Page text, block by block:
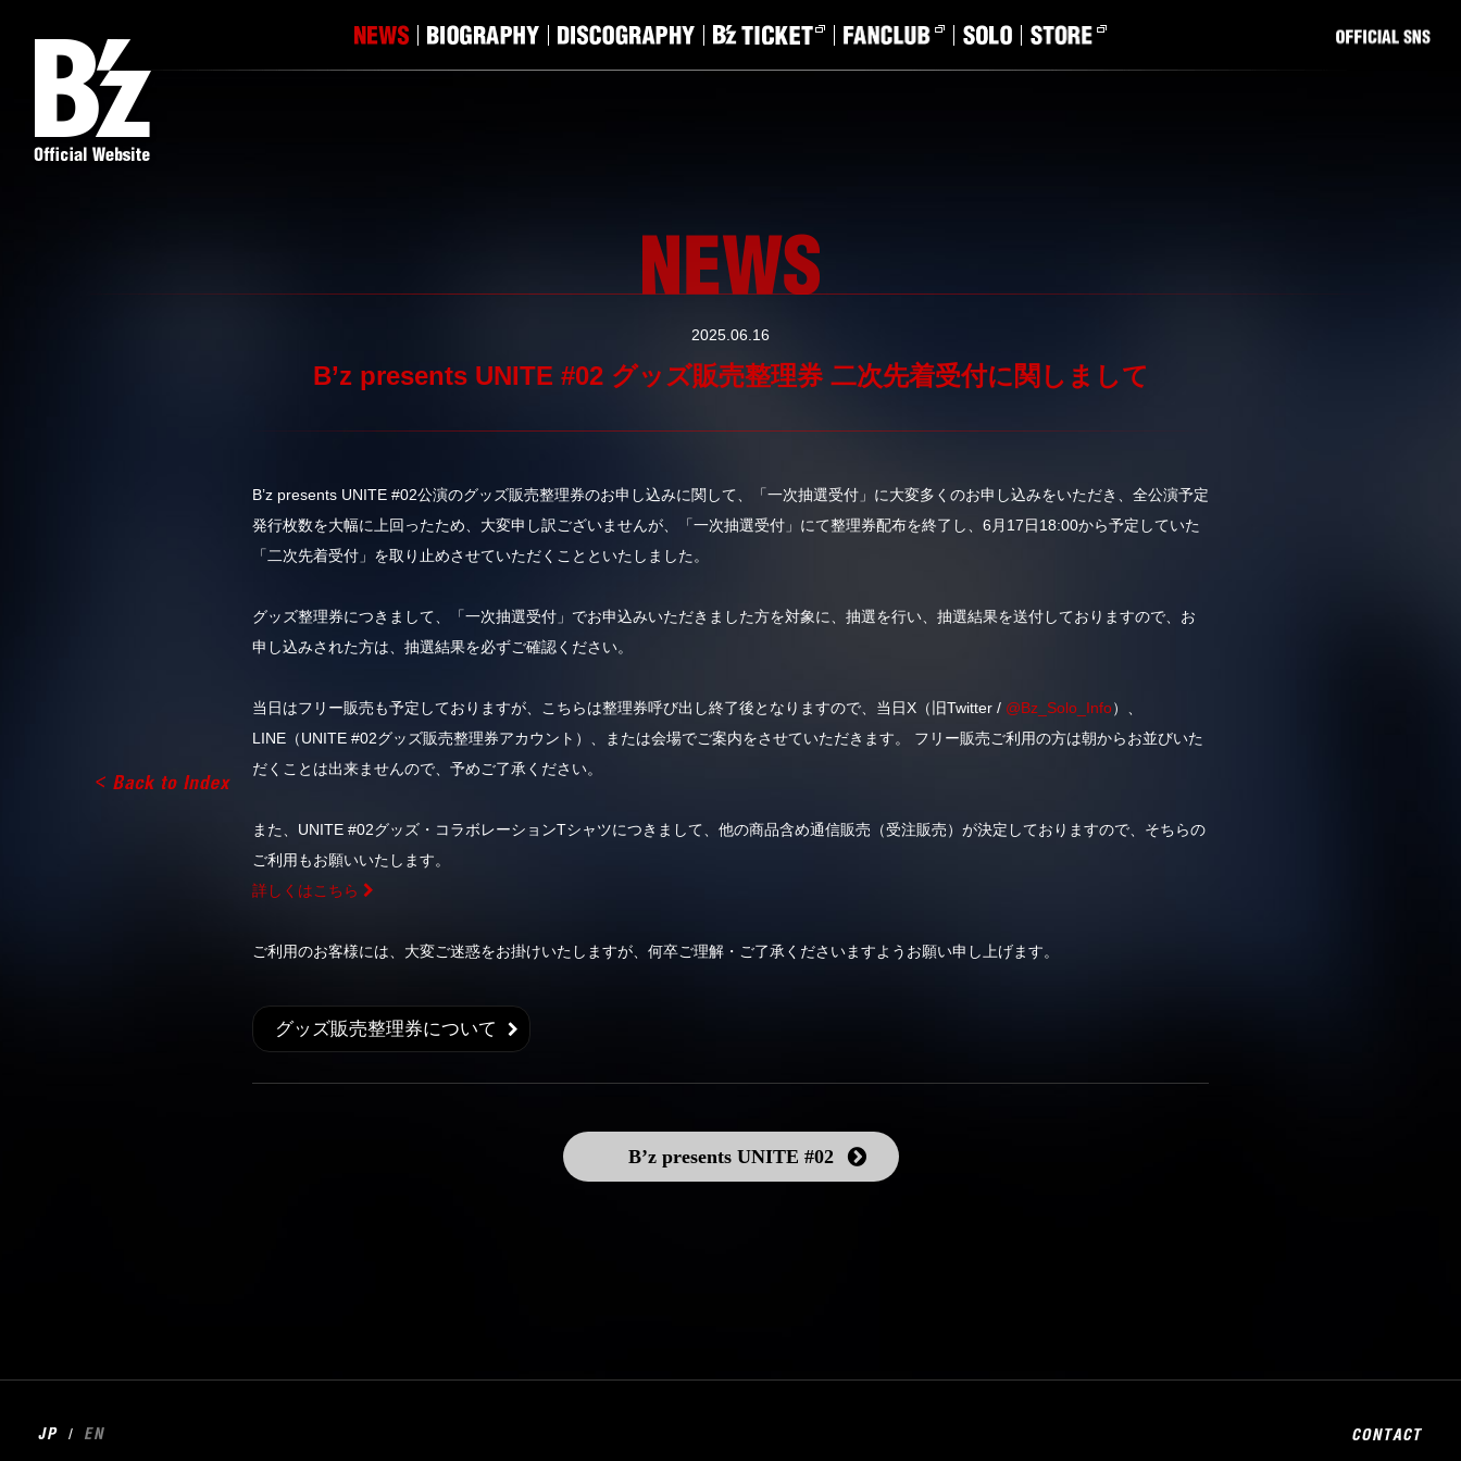
2025.06.16
B’z presents UNITE #02 グッズ販売整理券 二次先着受付に関しまして
B’z presents UNITE #02公演のグッズ販売整理券のお申し込みに関して、「一次抽選受付」に大変多くのお申し込みをいただき、全公演予定
発行枚数を大幅に上回ったため、大変申し訳ございませんが、「一次抽選受付」にて整理券配布を終了し、6月17日18:00から予定していた
「二次先着受付」を取り止めさせていただくことといたしました。
グッズ整理券につきまして、「一次抽選受付」でお申込みいただきました方を対象に、抽選を行い、抽選結果を送付しておりますので、お
申し込みされた方は、抽選結果を必ずご確認ください。
当日はフリー販売も予定しておりますが、こちらは整理券呼び出し終了後となりますので、当日X（旧Twitter / @Bz_Solo_Info）、
LINE（UNITE #02グッズ販売整理券アカウント）、または会場でご案内をさせていただきます。 フリー販売ご利用の方は朝からお並びいた
だくことは出来ませんので、予めご了承ください。
また、UNITE #02グッズ・コラボレーションTシャツにつきまして、他の商品含め通信販売（受注販売）が決定しておりますので、そちらの
ご利用もお願いいたします。
詳しくはこちら
ご利用のお客様には、大変ご迷惑をお掛けいたしますが、何卒ご理解・ご了承くださいますようお願い申し上げます。
グッズ販売整理券について
B’z presents UNITE #02
/